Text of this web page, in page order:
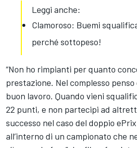
Leggi anche:
Clamoroso: Buemi
perché sottopeso!
“Non ho rimpianti per quanto
prestazione. Nel complesso
buon lavoro. Quando vieni
22 punti, e non partecipi ad
successo nel caso del doppio
all’interno di un campionato che